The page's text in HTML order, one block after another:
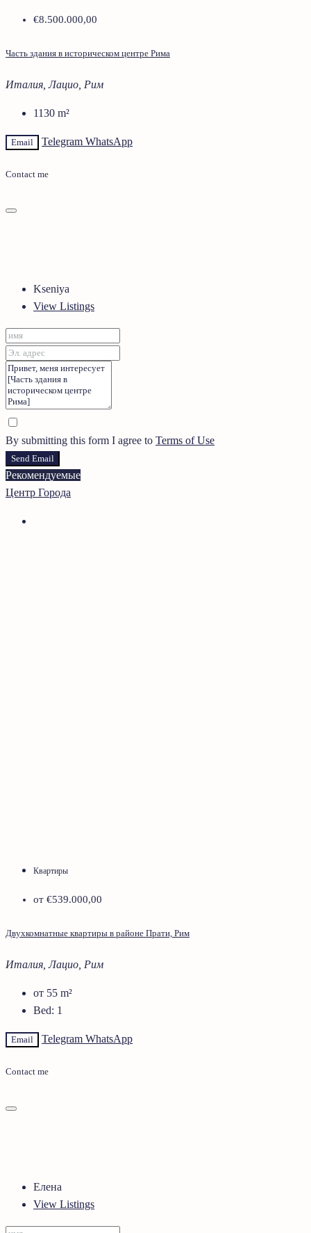
€8.500.000,00
Часть здания в историческом центре Рима
Италия, Лацио, Рим
1130 m²
Email Telegram WhatsApp
Contact me
Kseniya
View Listings
By submitting this form I agree to Terms of Use
Send Email
Рекомендуемые
Центр Города
Квартиры
от €539.000,00
Двухкомнатные квартиры в районе Прати, Рим
Италия, Лацио, Рим
от 55 m²
Bed: 1
Email Telegram WhatsApp
Contact me
Елена
View Listings